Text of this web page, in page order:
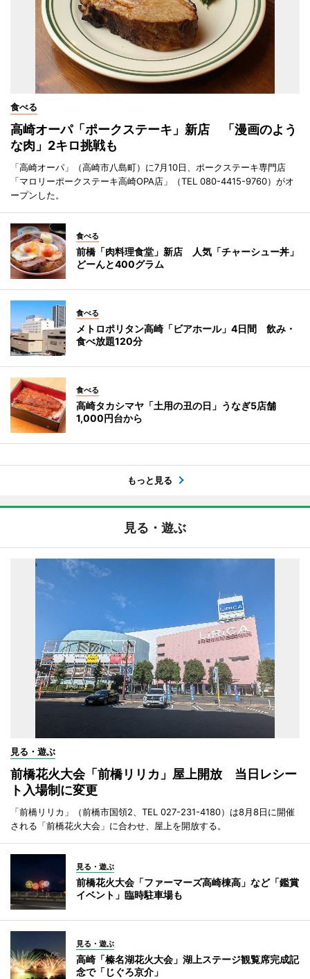
食べる
高崎オーパ「ポークステーキ」新店 「漫画のよう
な肉」2キロ挑戦も
「高崎オーパ」（高崎市八島町）に7月10日、ポークステーキ専門店
「マロリーポークステーキ高崎OPA店」（TEL 080-4415-9760）がオ
ープンした。
食べる
前橋「肉料理食堂」新店 人気「チャーシュー丼」
どーんと400グラム
食べる
メトロポリタン高崎「ビアホール」4日間 飲み・
食べ放題120分
食べる
高崎タカシマヤ「土用の丑の日」うなぎ5店舗
1,000円台から
もっと見る
見る・遊ぶ
見る・遊ぶ
前橋花火大会「前橋リリカ」屋上開放 当日レシー
ト入場制に変更
「前橋リリカ」（前橋市国領2、TEL 027-231-4180）は8月8日に開催
される「前橋花火大会」に合わせ、屋上を開放する。
見る・遊ぶ
前橋花火大会「ファーマーズ高崎棟高」など「鑑賞
イベント」臨時駐車場も
見る・遊ぶ
高崎「榛名湖花火大会」湖上ステージ観覧席完成記
念で「じぐろ京介」